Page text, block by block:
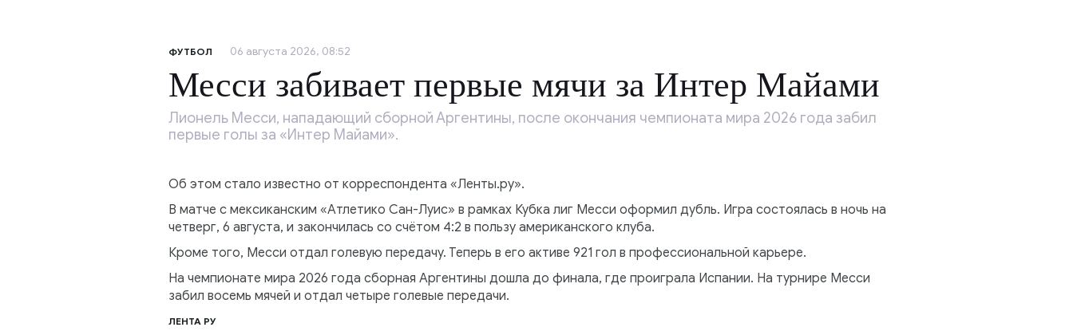
ФУТБОЛ 06 августа 2026, 08:52
Месси забивает первые мячи за Интер Майами
Лионель Месси, нападающий сборной Аргентины, после окончания чемпионата мира 2026 года забил
первые голы за «Интер Майами».
Об этом стало известно от корреспондента «Ленты.ру».
В матче с мексиканским «Атлетико Сан-Луис» в рамках Кубка лиг Месси оформил дубль. Игра состоялась в ночь на
четверг, 6 августа, и закончилась со счётом 4:2 в пользу американского клуба.
Кроме того, Месси отдал голевую передачу. Теперь в его активе 921 гол в профессиональной карьере.
На чемпионате мира 2026 года сборная Аргентины дошла до финала, где проиграла Испании. На турнире Месси
забил восемь мячей и отдал четыре голевые передачи.
ЛЕНТА РУ